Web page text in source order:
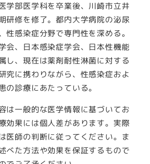
学部医学科を卒業後、川崎市立井
研修を修了。都内大学病院の泌尿
性感染症分野で専門性を深める。
会、日本感染症学会、日本性機能
し、現在は薬剤耐性淋菌に対する
究に携わりながら、性感染症およ
の診療にあたっている。
は一般的な医学情報に基づいてお
効果には個人差があります。実際
医師の判断に従ってください。ま
べた方法や効果を保証するもので